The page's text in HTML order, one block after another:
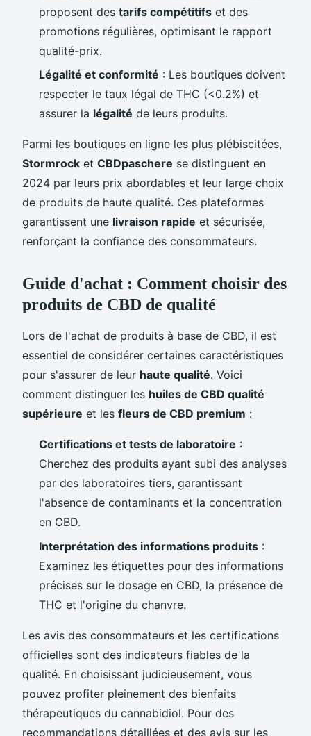
proposent des tarifs compétitifs et des
promotions régulières, optimisant le rapport
qualité-prix.
Légalité et conformité : Les boutiques doivent
respecter le taux légal de THC (<0.2%) et
assurer la légalité de leurs produits.
Parmi les boutiques en ligne les plus plébiscitées,
Stormrock et CBDpaschere se distinguent en
2024 par leurs prix abordables et leur large choix
de produits de haute qualité. Ces plateformes
garantissent une livraison rapide et sécurisée,
renforçant la confiance des consommateurs.
Guide d'achat : Comment choisir des
produits de CBD de qualité
Lors de l'achat de produits à base de CBD, il est
essentiel de considérer certaines caractéristiques
pour s'assurer de leur haute qualité. Voici
comment distinguer les huiles de CBD qualité
supérieure et les fleurs de CBD premium :
Certifications et tests de laboratoire :
Cherchez des produits ayant subi des analyses
par des laboratoires tiers, garantissant
l'absence de contaminants et la concentration
en CBD.
Interprétation des informations produits :
Examinez les étiquettes pour des informations
précises sur le dosage en CBD, la présence de
THC et l'origine du chanvre.
Les avis des consommateurs et les certifications
officielles sont des indicateurs fiables de la
qualité. En choisissant judicieusement, vous
pouvez profiter pleinement des bienfaits
thérapeutiques du cannabidiol. Pour des
recommandations détaillées et des avis sur les